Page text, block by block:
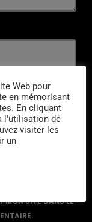
MON SITE DANS LE
Web pour
en mémorisant
En cliquant
l'utilisation de
visiter les
un